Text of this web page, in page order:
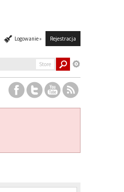
Logowanie » Rejestracja
Store